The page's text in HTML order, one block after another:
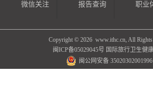
微信关注
报告查询
职业
Copyright © 2026 www.ithc.cn, All Rights
闽ICP备05029045号 国际旅行卫生健
闽公网安备